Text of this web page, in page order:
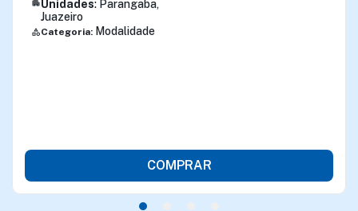
apartmentUnidades: Parangaba,
Juazeiro
categoryCategoria: Modalidade
COMPRAR